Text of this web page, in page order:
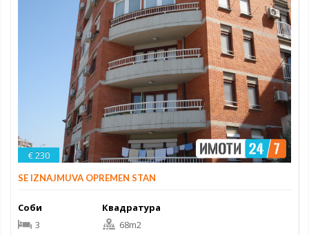
€ 230
SE IZNAJMUVA OPREMEN STAN
Соби
3
Квадратура
68m2